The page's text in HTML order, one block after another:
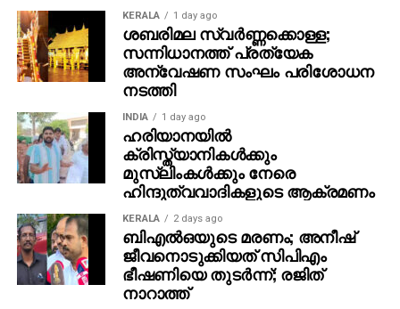
KERALA 1 day ago
ശബരിമല സ്വര്‍ണ്ണക്കൊള്ള;
സന്നിധാനത്ത് പ്രത്യേക
അന്വേഷണ സംഘം പരിശോധന
നടത്തി
INDIA 1 day ago
ഹരിയാനയില്‍
ക്രിസ്ത്യാനികള്‍ക്കും
മുസ്‌ലിംകള്‍ക്കും നേരെ
ഹിന്ദുത്വവാദികളുടെ ആക്രമണം
KERALA 2 days ago
ബിഎല്‍ഒയുടെ മരണം; അനീഷ്
ജീവനൊടുക്കിയത് സിപിഎം
ഭീഷണിയെ തുടര്‍ന്ന്; രജിത്
നാറാത്ത്